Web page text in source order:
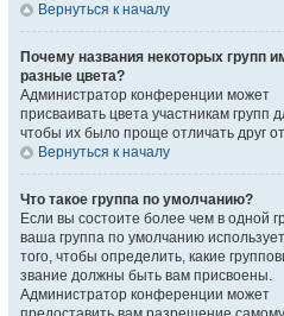
Вернуться к началу
Почему названия некоторых групп
разные цвета?
Администратор конференции может
присваивать цвета участникам групп
чтобы их было проще отличать друг
Вернуться к началу
Что такое группа по умолчанию?
Если вы состоите более чем в одной
ваша группа по умолчанию
того, чтобы определить, какие
звание должны быть вам присвоены.
Администратор конференции может